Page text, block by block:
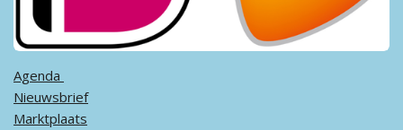
Agenda ​
Nieuwsbrief
Marktplaats